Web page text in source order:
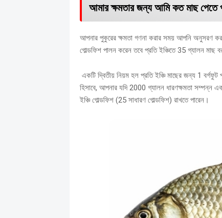
আমার ক্ষমতার জন্য আমি কত মাছ পেতে
আপনার পুকুরের ক্ষমতা গণনা করার সময় আপনি অনুসরণ
গোল্ডফিশ পালন করেন তবে প্রতি ইঞ্চিতে 35 গ্যালন মাছ
একটি দ্বিতীয় নিয়ম হল প্রতি ইঞ্চি মাছের জন্য 1
হিসাবে, আপনার যদি 2000 গ্যালন ধারণক্ষমতা সম্পন্ন
ইঞ্চি গোল্ডফিশ (25 সাধারণ গোল্ডফিশ) রাখতে পারেন।